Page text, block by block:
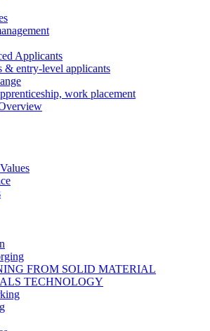
Applicants
& entry-level applicants
work placement
FROM SOLID MATERIAL
TECHNOLOGY